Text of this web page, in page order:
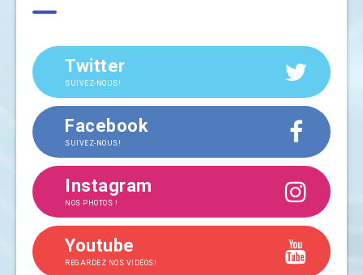
Twitter
SUIVEZ-NOUS!
Facebook
SUIVEZ-NOUS!
Instagram
NOS PHOTOS !
Youtube
REGARDEZ NOS VIDÉOS!